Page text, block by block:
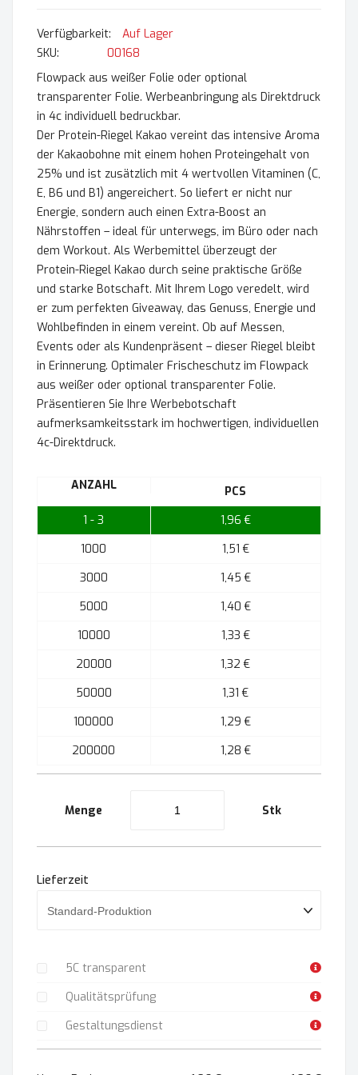
Auf Lager
SKU
00168
Flowpack aus weißer Folie oder optional
transparenter Folie. Werbeanbringung als Direktdruck
in 4c individuell bedruckbar.
Der Protein-Riegel Kakao vereint das intensive Aroma
der Kakaobohne mit einem hohen Proteingehalt von
25% und ist zusätzlich mit 4 wertvollen Vitaminen (C,
E, B6 und B1) angereichert. So liefert er nicht nur
Energie, sondern auch einen Extra-Boost an
Nährstoffen – ideal für unterwegs, im Büro oder nach
dem Workout. Als Werbemittel überzeugt der
Protein-Riegel Kakao durch seine praktische Größe
und starke Botschaft. Mit Ihrem Logo veredelt, wird
er zum perfekten Giveaway, das Genuss, Energie und
Wohlbefinden in einem vereint. Ob auf Messen,
Events oder als Kundenpräsent – dieser Riegel bleibt
in Erinnerung. Optimaler Frischeschutz im Flowpack
aus weißer oder optional transparenter Folie.
Präsentieren Sie Ihre Werbebotschaft
aufmerksamkeitsstark im hochwertigen, individuellen
4c-Direktdruck.
ANZAHL
PCS
1 - 3
1,96 €
1000
1,51 €
3000
1,45 €
5000
1,40 €
10000
1,33 €
20000
1,32 €
50000
1,31 €
100000
1,29 €
200000
1,28 €
Menge Stk
Lieferzeit
5C transparent
Qualitätsprüfung
Gestaltungsdienst